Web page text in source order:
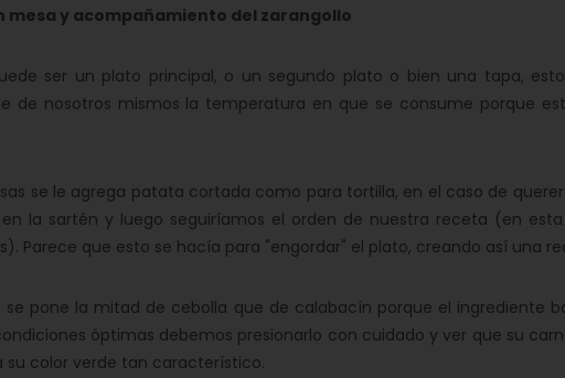
mesa y acompañamiento del zarangollo
ser un plato principal, o un segundo plato o bien una tapa,
de nosotros mismos la temperatura en que se consume porque
se le agrega patata cortada como para tortilla, en el caso de
la sartén y luego seguiríamos el orden de nuestra receta (en
Parece que esto se hacía para "engordar" el plato, creando así una
pone la mitad de cebolla que de calabacín porque el ingrediente
óptimas debemos presionarlo con cuidado y ver que su
su color verde tan característico.